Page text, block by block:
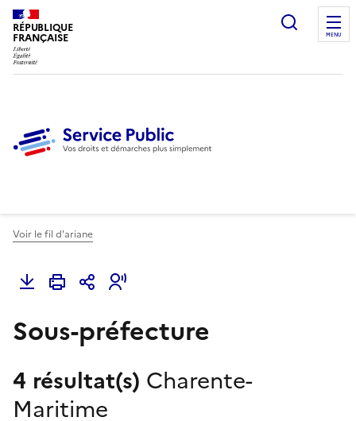
RÉPUBLIQUE
FRANÇAISE
Ouvrir
MENU
Voir le fil d'ariane
Sous-préfecture
4 résultat(s) Charente-
Maritime